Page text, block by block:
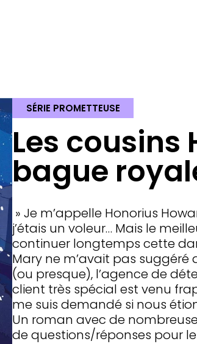
SÉRIE PROMETTEUSE
Les cousins
bague
» Je m’appelle Honorius
j’étais un voleur… Mais le
continuer longtemps cette
Mary ne m’avait pas
(ou presque), l’agence de
client très spécial est venu
me suis demandé si nous
Un roman avec de
de questions/réponses pour